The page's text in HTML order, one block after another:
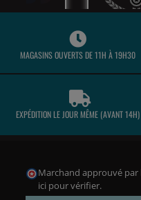
MAGASINS OUVERTS DE 11H À 19H30
EXPÉDITION LE JOUR MÊME (AVANT 14H)
Marchand approuvé par
ici pour vérifier.